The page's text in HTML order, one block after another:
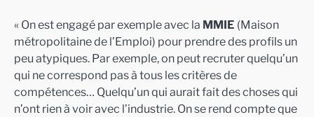
« On est engagé par exemple avec la MMIE (Maison
métropolitaine de l’Emploi) pour prendre des profils un
peu atypiques. Par exemple, on peut recruter quelqu’un
qui ne correspond pas à tous les critères de
compétences… Quelqu’un qui aurait fait des choses qui
n’ont rien à voir avec l’industrie. On se rend compte que